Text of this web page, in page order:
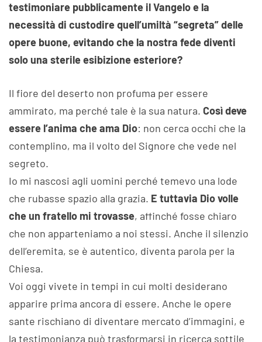
testimoniare pubblicamente il Vangelo e la
necessità di custodire quell’umiltà “segreta” delle
opere buone, evitando che la nostra fede diventi
solo una sterile esibizione esteriore?
Il fiore del deserto non profuma per essere
ammirato, ma perché tale è la sua natura. Così deve
essere l’anima che ama Dio: non cerca occhi che la
contemplino, ma il volto del Signore che vede nel
segreto.
Io mi nascosi agli uomini perché temevo una lode
che rubasse spazio alla grazia. E tuttavia Dio volle
che un fratello mi trovasse, affinché fosse chiaro
che non apparteniamo a noi stessi. Anche il silenzio
dell’eremita, se è autentico, diventa parola per la
Chiesa.
Voi oggi vivete in tempi in cui molti desiderano
apparire prima ancora di essere. Anche le opere
sante rischiano di diventare mercato d’immagini, e
la testimonianza può trasformarsi in ricerca sottile